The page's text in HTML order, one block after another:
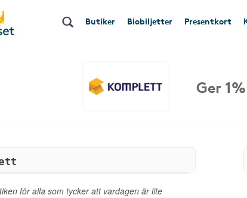
Butiker Biobiljetter Presentkort
Ger 1%
för alla som tycker att vardagen är lite